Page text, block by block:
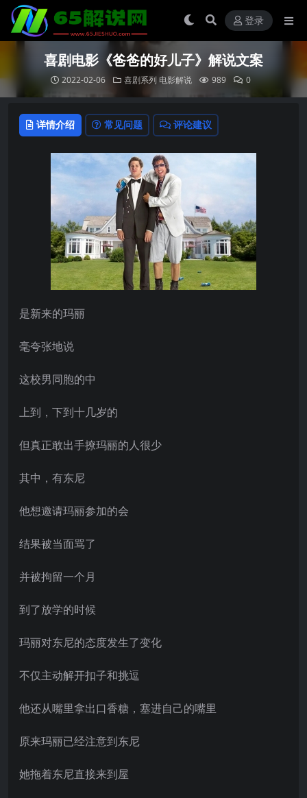
登录
喜剧电影《爸爸的好儿子》解说文案
2022-02-06 喜剧系列电影解说 989 0
详情介绍 常见问题 评论建议
是新来的玛丽
毫夸张地说
这校男同胞的中
上到，下到十几岁的
但真正敢出手撩玛丽的人很少
其中，有东尼
他想邀请玛丽参加的会
结果被当面骂了
并被拘留一个月
到了放学的时候
玛丽对东尼的态度发生了变化
不仅主动解开扣子和挑逗
他还从嘴里拿出口香糖，塞进自己的嘴里
原来玛丽已经注意到东尼
她拖着东尼直接来到屋